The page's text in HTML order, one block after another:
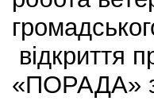
відкриття
«ПОРАДА»